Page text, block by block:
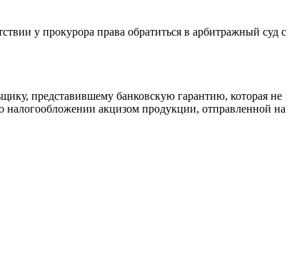
у прокурора права обратиться в арбитражный суд с
представившему банковскую гарантию, которая не
налогообложении акцизом продукции, отправленной на